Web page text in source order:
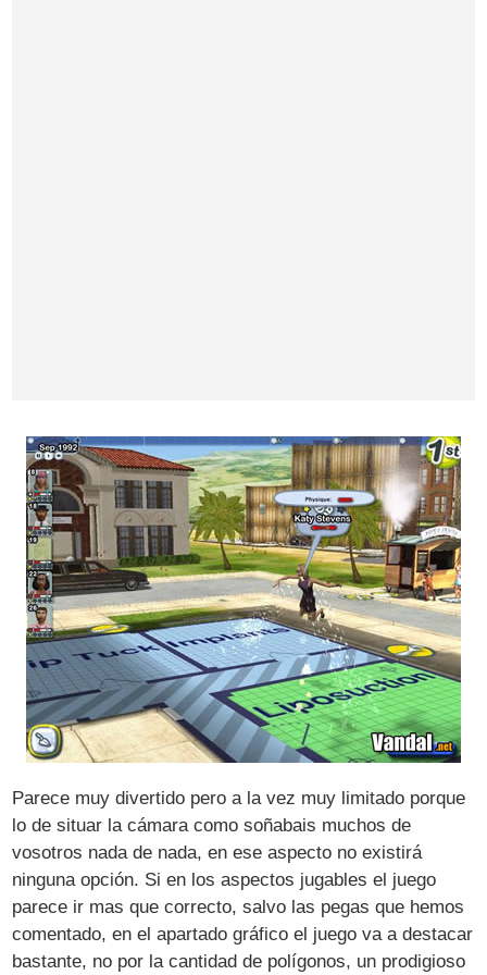
Parece muy divertido pero a la vez muy limitado porque
lo de situar la cámara como soñabais muchos de
vosotros nada de nada, en ese aspecto no existirá
ninguna opción. Si en los aspectos jugables el juego
parece ir mas que correcto, salvo las pegas que hemos
comentado, en el apartado gráfico el juego va a destacar
bastante, no por la cantidad de polígonos, un prodigioso